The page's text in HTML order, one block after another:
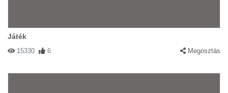
Játék
15330 6 Megosztás